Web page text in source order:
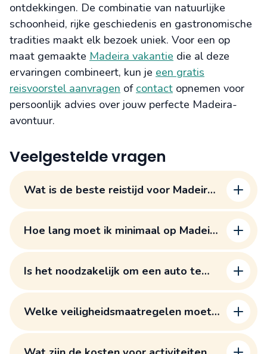
ontdekkingen. De combinatie van natuurlijke
schoonheid, rijke geschiedenis en gastronomische
tradities maakt elk bezoek uniek. Voor een op
maat gemaakte Madeira vakantie die al deze
ervaringen combineert, kun je een gratis
reisvoorstel aanvragen of contact opnemen voor
persoonlijk advies over jouw perfecte Madeira-
avontuur.
Veelgestelde vragen
Wat is de beste reistijd voor Madeira
Hoe lang moet ik minimaal op Madeira
te ervaren?
Is het noodzakelijk om een auto te
alternatieven?
Welke veiligheidsmaatregelen moet